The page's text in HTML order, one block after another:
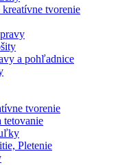
tvorenie
a pohľadnice
tvorenie
tetovanie
Pletenie